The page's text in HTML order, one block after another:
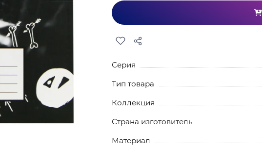
Серия
Тип товара
Коллекция
Страна изготовитель
Материал